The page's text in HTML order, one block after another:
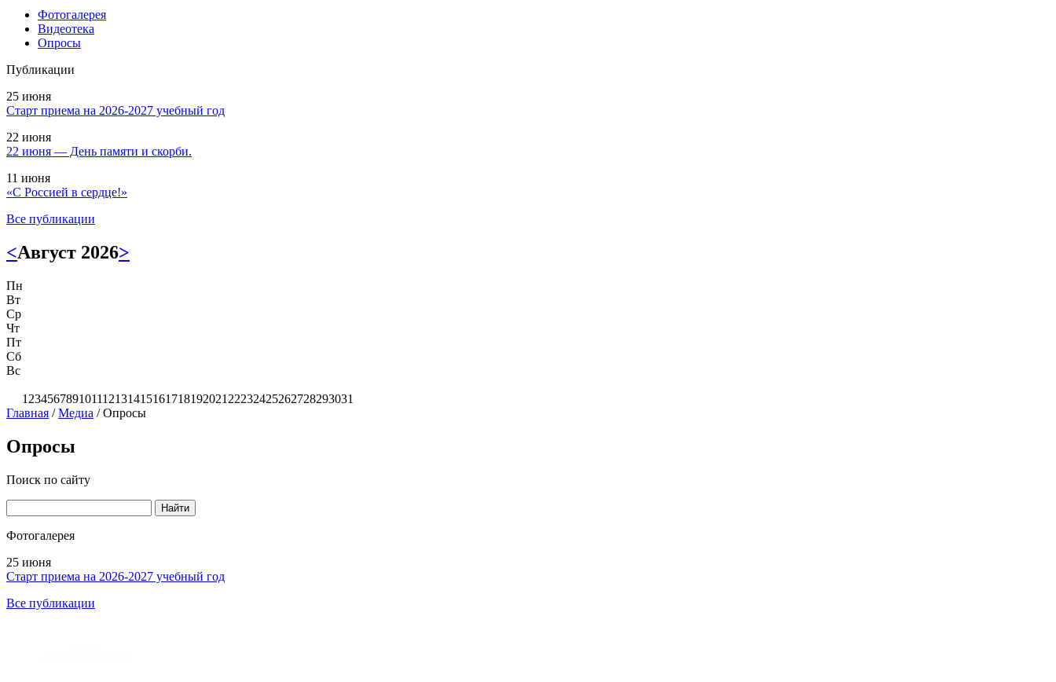
Фотогалерея
Видеотека
Опросы
Публикации
25 июня
Старт приема на 2026-2027 учебный год
22 июня
22 июня — День памяти и скорби.
11 июня
«С Россией в сердце!»
Все публикации
<Август 2026>
Пн
Вт
Ср
Чт
Пт
Сб
Вс
1 23456789101112131415161718192021 22232425262728293031
Главная /Медиа /Опросы
Опросы
Поиск по сайту
Найти
Фотогалерея
25 июня
Старт приема на 2026-2027 учебный год
Все публикации